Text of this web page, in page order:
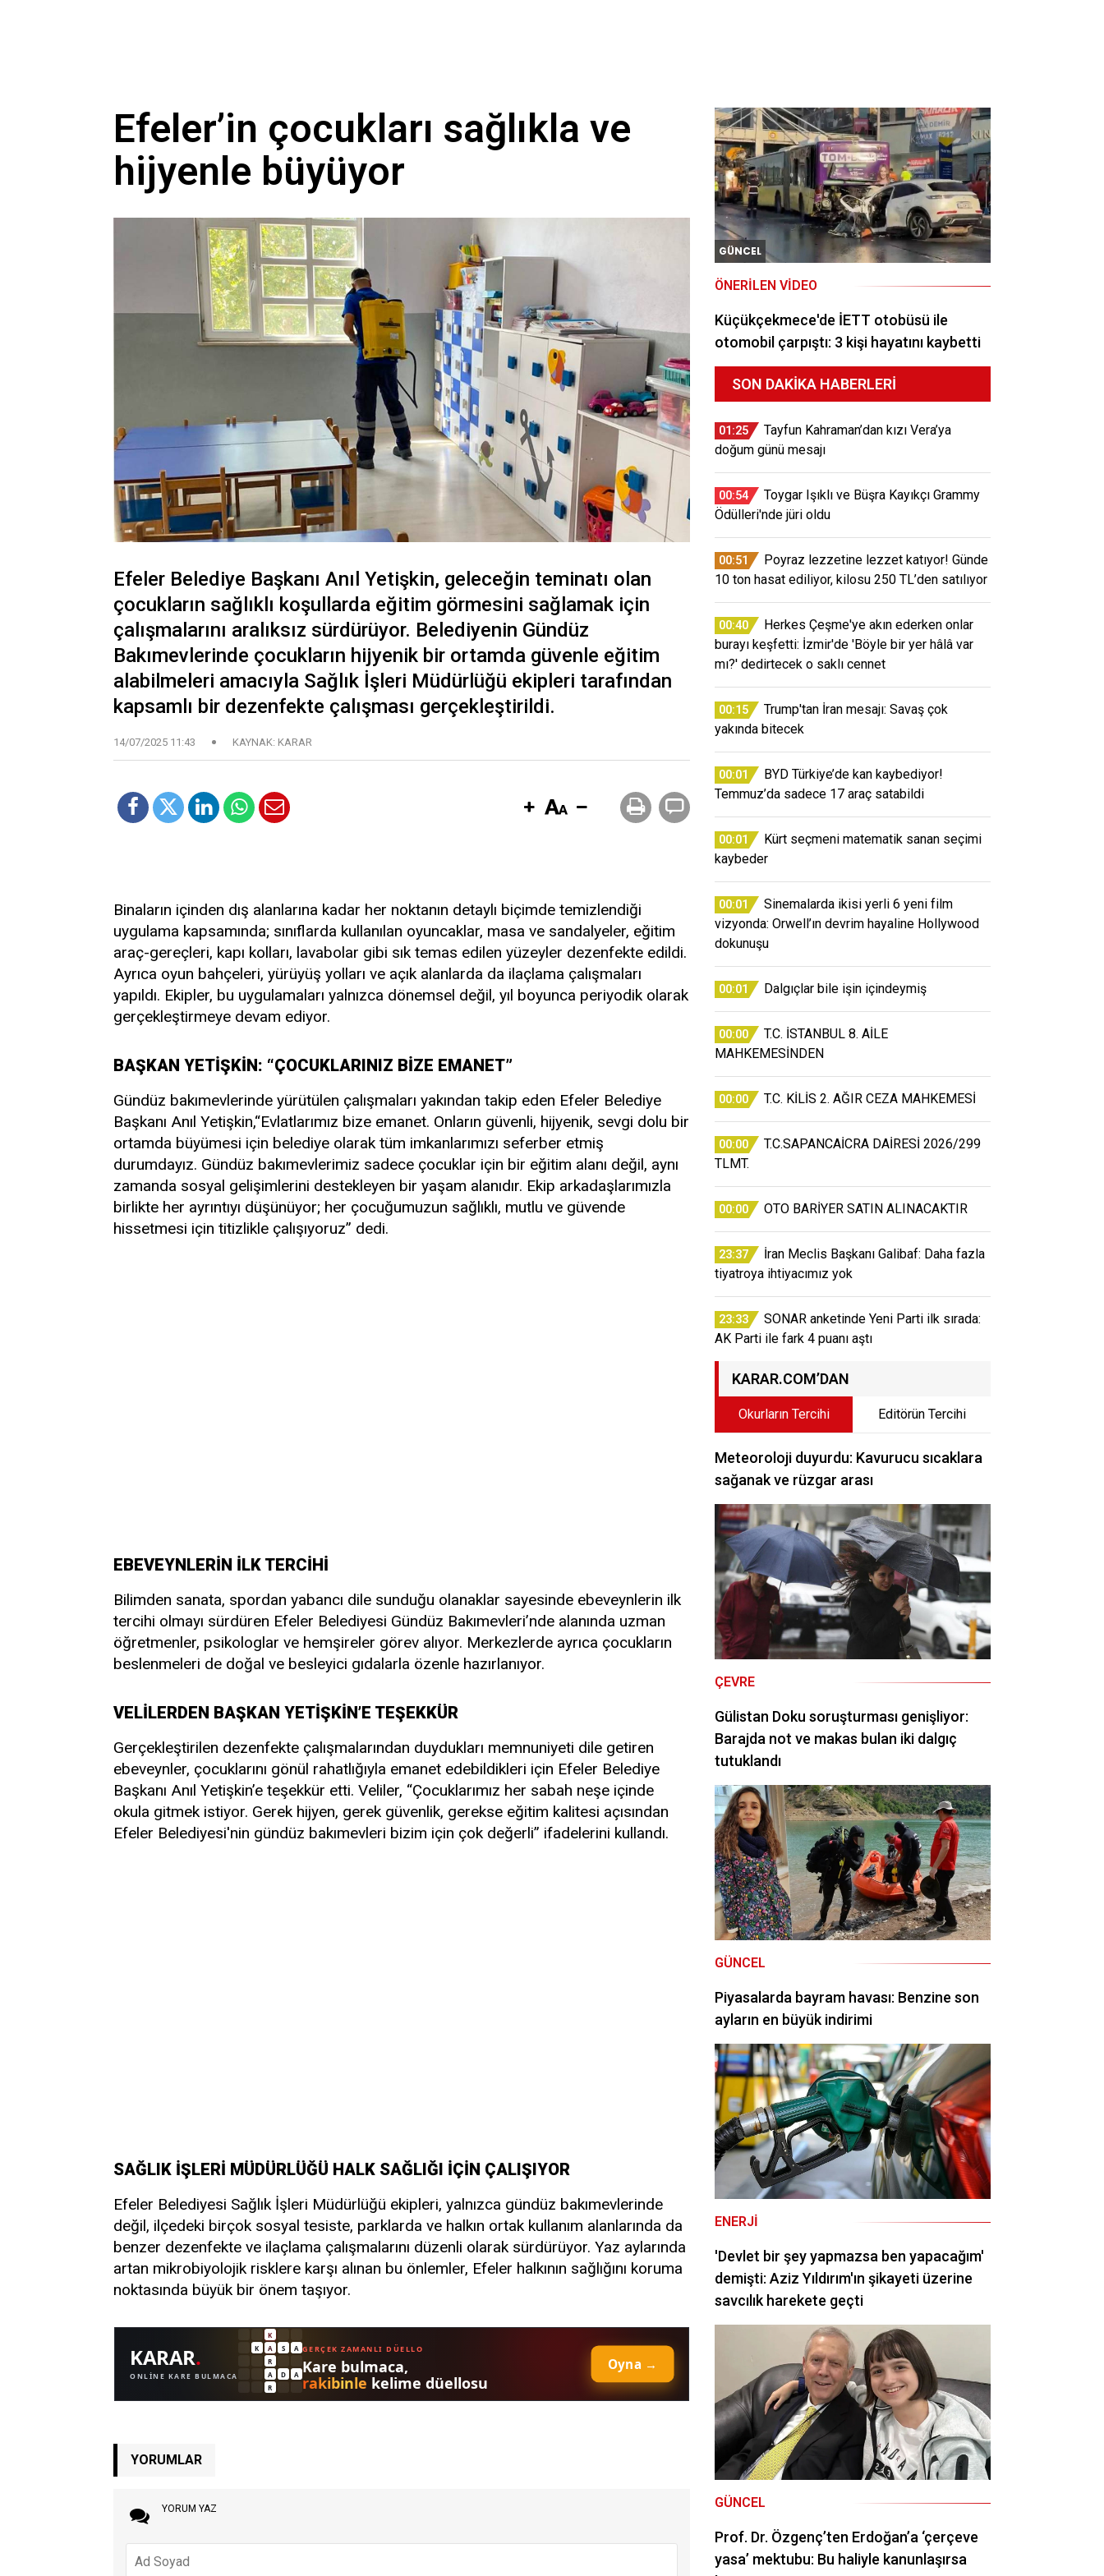
Efeler’in çocukları sağlıkla ve
hijyenle büyüyor
Efeler Belediye Başkanı Anıl Yetişkin, geleceğin teminatı olan
çocukların sağlıklı koşullarda eğitim görmesini sağlamak için
çalışmalarını aralıksız sürdürüyor. Belediyenin Gündüz
Bakımevlerinde çocukların hijyenik bir ortamda güvenle eğitim
alabilmeleri amacıyla Sağlık İşleri Müdürlüğü ekipleri tarafından
kapsamlı bir dezenfekte çalışması gerçekleştirildi.
14/07/2025 11:43 KAYNAK: KARAR
Binaların içinden dış alanlarına kadar her noktanın detaylı biçimde temizlendiği
uygulama kapsamında; sınıflarda kullanılan oyuncaklar, masa ve sandalyeler, eğitim
araç-gereçleri, kapı kolları, lavabolar gibi sık temas edilen yüzeyler dezenfekte edildi.
Ayrıca oyun bahçeleri, yürüyüş yolları ve açık alanlarda da ilaçlama çalışmaları
yapıldı. Ekipler, bu uygulamaları yalnızca dönemsel değil, yıl boyunca periyodik olarak
gerçekleştirmeye devam ediyor.
BAŞKAN YETİŞKİN: “ÇOCUKLARINIZ BİZE EMANET”
Gündüz bakımevlerinde yürütülen çalışmaları yakından takip eden Efeler Belediye
Başkanı Anıl Yetişkin,“Evlatlarımız bize emanet. Onların güvenli, hijyenik, sevgi dolu bir
ortamda büyümesi için belediye olarak tüm imkanlarımızı seferber etmiş
durumdayız. Gündüz bakımevlerimiz sadece çocuklar için bir eğitim alanı değil, aynı
zamanda sosyal gelişimlerini destekleyen bir yaşam alanıdır. Ekip arkadaşlarımızla
birlikte her ayrıntıyı düşünüyor; her çocuğumuzun sağlıklı, mutlu ve güvende
hissetmesi için titizlikle çalışıyoruz” dedi.
EBEVEYNLERİN İLK TERCİHİ
Bilimden sanata, spordan yabancı dile sunduğu olanaklar sayesinde ebeveynlerin ilk
tercihi olmayı sürdüren Efeler Belediyesi Gündüz Bakımevleri’nde alanında uzman
öğretmenler, psikologlar ve hemşireler görev alıyor. Merkezlerde ayrıca çocukların
beslenmeleri de doğal ve besleyici gıdalarla özenle hazırlanıyor.
VELİLERDEN BAŞKAN YETİŞKİN’E TEŞEKKÜR
Gerçekleştirilen dezenfekte çalışmalarından duydukları memnuniyeti dile getiren
ebeveynler, çocuklarını gönül rahatlığıyla emanet edebildikleri için Efeler Belediye
Başkanı Anıl Yetişkin’e teşekkür etti. Veliler, “Çocuklarımız her sabah neşe içinde
okula gitmek istiyor. Gerek hijyen, gerek güvenlik, gerekse eğitim kalitesi açısından
Efeler Belediyesi'nin gündüz bakımevleri bizim için çok değerli” ifadelerini kullandı.
SAĞLIK İŞLERİ MÜDÜRLÜĞÜ HALK SAĞLIĞI İÇİN ÇALIŞIYOR
Efeler Belediyesi Sağlık İşleri Müdürlüğü ekipleri, yalnızca gündüz bakımevlerinde
değil, ilçedeki birçok sosyal tesiste, parklarda ve halkın ortak kullanım alanlarında da
benzer dezenfekte ve ilaçlama çalışmalarını düzenli olarak sürdürüyor. Yaz aylarında
artan mikrobiyolojik risklere karşı alınan bu önlemler, Efeler halkının sağlığını koruma
noktasında büyük bir önem taşıyor.
YORUMLAR
YORUM YAZ
GÜNCEL
ÖNERILEN VIDEO
Küçükçekmece'de İETT otobüsü ile
otomobil çarpıştı: 3 kişi hayatını kaybetti
SON DAKIKA HABERLERI
01:25
Tayfun Kahraman’dan kızı Vera’ya
doğum günü mesajı
00:54
Toygar Işıklı ve Büşra Kayıkçı Grammy
Ödülleri'nde jüri oldu
00:51
Poyraz lezzetine lezzet katıyor! Günde
10 ton hasat ediliyor, kilosu 250 TL’den satılıyor
00:40
Herkes Çeşme'ye akın ederken onlar
burayı keşfetti: İzmir'de 'Böyle bir yer hâlâ var
mı?' dedirtecek o saklı cennet
00:15
Trump'tan İran mesajı: Savaş çok
yakında bitecek
00:01
BYD Türkiye’de kan kaybediyor!
Temmuz’da sadece 17 araç satabildi
00:01
Kürt seçmeni matematik sanan seçimi
kaybeder
00:01
Sinemalarda ikisi yerli 6 yeni film
vizyonda: Orwell’ın devrim hayaline Hollywood
dokunuşu
00:01 Dalgıçlar bile işin içindeymiş
00:00
T.C. İSTANBUL 8. AİLE
MAHKEMESİNDEN
00:00 T.C. KİLİS 2. AĞIR CEZA MAHKEMESİ
00:00
T.C.SAPANCAİCRA DAİRESİ 2026/299
TLMT.
00:00 OTO BARİYER SATIN ALINACAKTIR
23:37
İran Meclis Başkanı Galibaf: Daha fazla
tiyatroya ihtiyacımız yok
23:33
SONAR anketinde Yeni Parti ilk sırada:
AK Parti ile fark 4 puanı aştı
KARAR.COM’DAN
Okurların Tercihi Editörün Tercihi
Meteoroloji duyurdu: Kavurucu sıcaklara
sağanak ve rüzgar arası
ÇEVRE
Gülistan Doku soruşturması genişliyor:
Barajda not ve makas bulan iki dalgıç
tutuklandı
GÜNCEL
Piyasalarda bayram havası: Benzine son
ayların en büyük indirimi
ENERJI
'Devlet bir şey yapmazsa ben yapacağım'
demişti: Aziz Yıldırım'ın şikayeti üzerine
savcılık harekete geçti
GÜNCEL
Prof. Dr. Özgenç’ten Erdoğan’a ‘çerçeve
yasa’ mektubu: Bu haliyle kanunlaşırsa